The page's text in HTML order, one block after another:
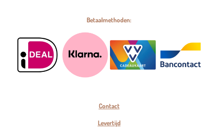
Betaalmethoden:
Contact
Levertijd